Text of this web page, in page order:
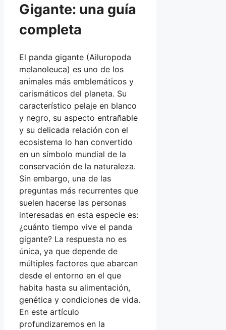
Gigante: una guía
completa
El panda gigante (Ailuropoda
melanoleuca) es uno de los
animales más emblemáticos y
carismáticos del planeta. Su
característico pelaje en blanco
y negro, su aspecto entrañable
y su delicada relación con el
ecosistema lo han convertido
en un símbolo mundial de la
conservación de la naturaleza.
Sin embargo, una de las
preguntas más recurrentes que
suelen hacerse las personas
interesadas en esta especie es:
¿cuánto tiempo vive el panda
gigante? La respuesta no es
única, ya que depende de
múltiples factores que abarcan
desde el entorno en el que
habita hasta su alimentación,
genética y condiciones de vida.
En este artículo
profundizaremos en la